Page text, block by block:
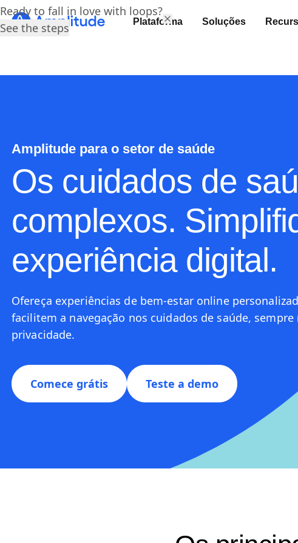
Plataforma Soluções
Amplitude para o setor de saúde
Os cuidados de
complexos.
experiência digital.
Ofereça experiências de bem-estar online
facilitem a navegação nos cuidados de saúde,
privacidade.
Comece grátis Teste a demo
Ready to fall in love with loops?
See the steps